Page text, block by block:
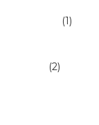
(1)
(2)